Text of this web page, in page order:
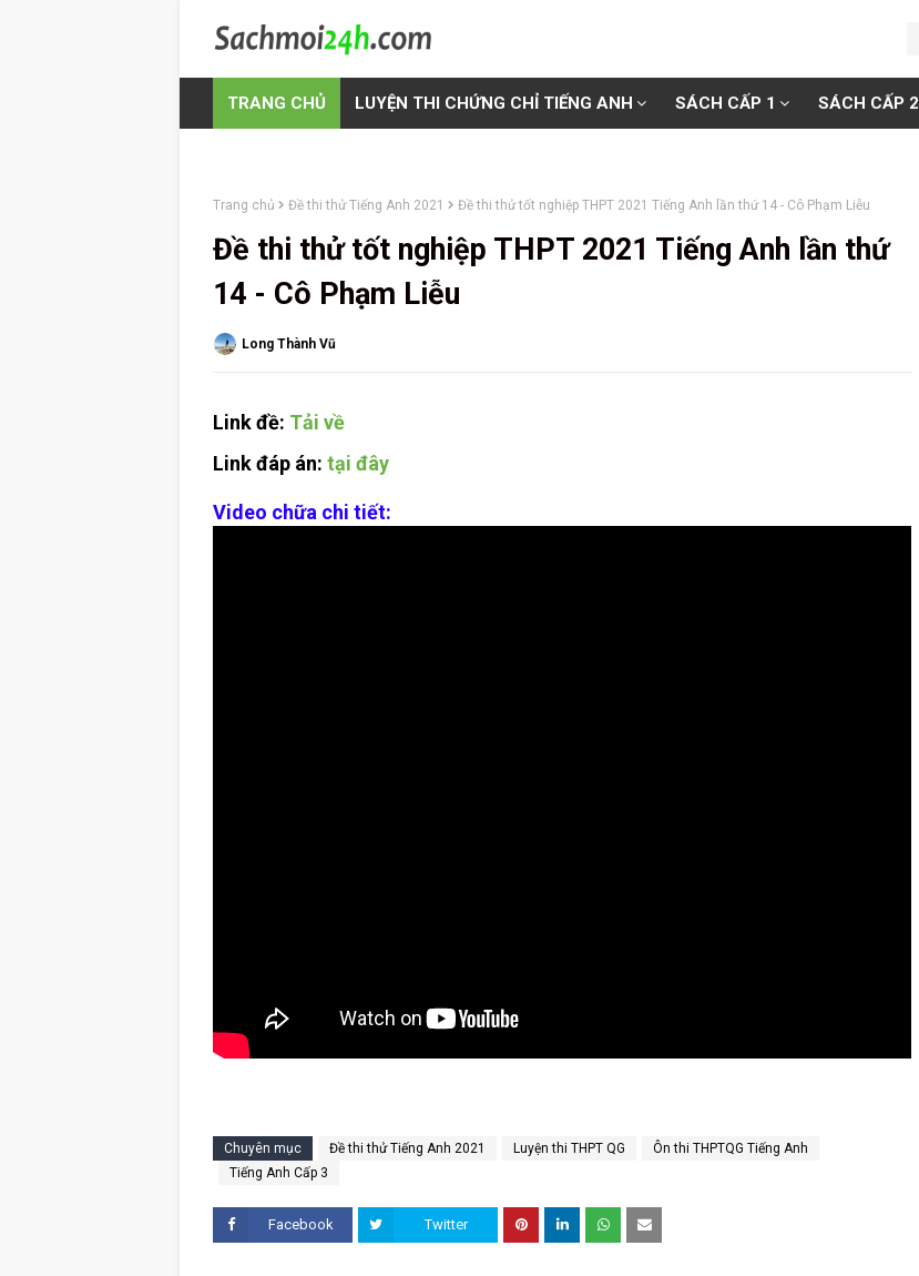
TRANG CHỦ LUYỆN THI CHỨNG CHỈ TIẾNG ANH SÁCH CẤP 1 SÁCH CẤP 2
Trang chủ Đề thi thử Tiếng Anh 2021 Đề thi thử tốt nghiệp THPT 2021 Tiếng Anh lần thứ 14 - Cô Phạm Liễu
Đề thi thử tốt nghiệp THPT 2021 Tiếng Anh lần thứ
14 - Cô Phạm Liễu
Long Thành Vũ
Link đề: Tải về
Link đáp án: tại đây
Video chữa chi tiết:
Chuyên mục Đề thi thử Tiếng Anh 2021 Luyện thi THPT QG
Ôn thi THPTQG Tiếng Anh
Tiếng Anh Cấp 3
Facebook Twitter